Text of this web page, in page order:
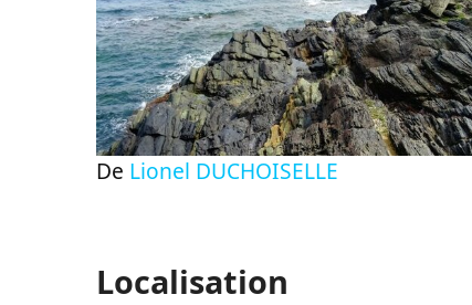
De Lionel DUCHOISELLE
Localisation